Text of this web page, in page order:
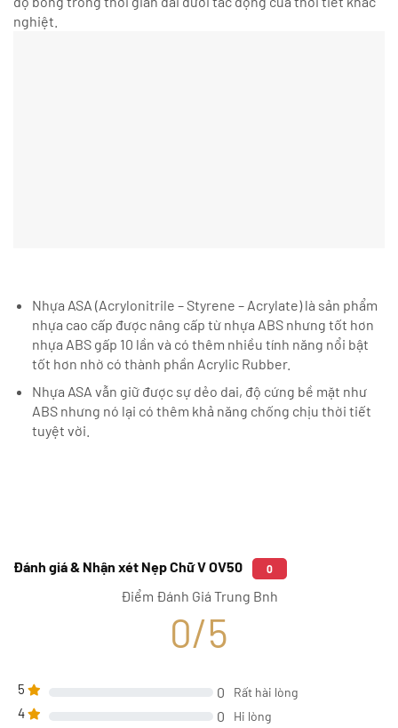
nghiệt.
Nhựa ASA (Acrylonitrile – Styrene – Acrylate) là sản phẩm
nhựa cao cấp được nâng cấp từ nhựa ABS nhưng tốt hơn
nhựa ABS gấp 10 lần và có thêm nhiều tính năng nổi bật
tốt hơn nhờ có thành phần Acrylic Rubber.
Nhựa ASA vẫn giữ được sự dẻo dai, độ cứng bề mặt như
ABS nhưng nó lại có thêm khả năng chống chịu thời tiết
tuyệt vời.
Đánh giá & Nhận xét Nẹp Chữ V OV50 0
Điểm Đánh Giá Trung Bnh
0/5
5 0 Rất hài lòng
4 0 Hi lòng